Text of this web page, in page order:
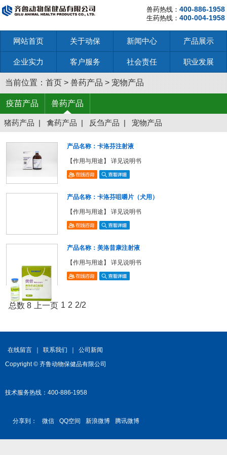
兽药热线： 400-886-1958
生药热线： 400-004-1958
网站首页 关于动保 新闻中心 产品展示
企业实力 客户服务 社会责任 职业发展
当前位置： 首页 > 兽药产品 > 宠物产品
疫苗产品 兽药产品
猪药产品 | 禽药产品 | 反刍产品 | 宠物产品
产品名称：卡洛芬注射液
【作用与用途】 详见说明书
产品名称：卡洛芬咀嚼片（犬用）
【作用与用途】 详见说明书
产品名称：美洛昔康注射液
【作用与用途】 详见说明书
总数 8 上一页 1 2 2/2
在线留言 联系我们
公司新闻
Copyright © 齐鲁动物保健品有限公司
技术服务热线：400-886-1958
分享到： 微信 QQ空间 新浪微博 腾讯微博